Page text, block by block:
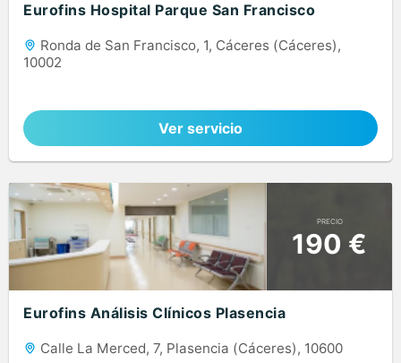
Eurofins Hospital Parque San Francisco
Ronda de San Francisco, 1, Cáceres (Cáceres),
10002
Ver servicio
PRECIO
190 €
Eurofins Análisis Clínicos Plasencia
Calle La Merced, 7, Plasencia (Cáceres), 10600